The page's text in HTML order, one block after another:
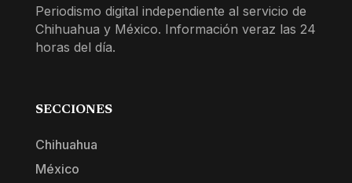
Periodismo digital independiente al servicio de
Chihuahua y México. Información veraz las 24
horas del día.
SECCIONES
Chihuahua
México